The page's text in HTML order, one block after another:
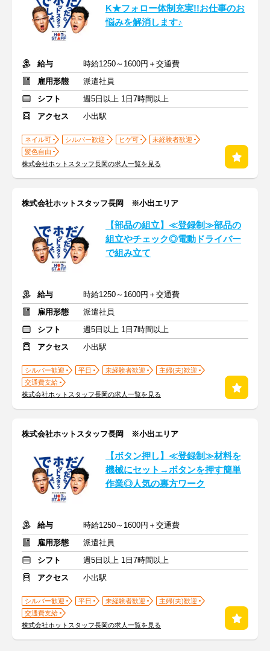
K★フォロー体制充実!!お仕事のお
悩みを解消します♪
給与
時給1250～1600円＋交通費
雇用形態
派遣社員
シフト
週5日以上 1日7時間以上
アクセス
小出駅
ネイル可 シルバー歓迎 ヒゲ可
未経験者歓迎
髪色自由
株式会社ホットスタッフ長岡の求人一覧を見る
株式会社ホットスタッフ長岡 ※小出エリア
【部品の組立】≪登録制≫部品の
組立やチェック◎電動ドライバー
で組み立て
給与
時給1250～1600円＋交通費
雇用形態
派遣社員
シフト
週5日以上 1日7時間以上
アクセス
小出駅
シルバー歓迎 平日 未経験者歓迎
主婦(夫)歓迎
交通費支給
株式会社ホットスタッフ長岡の求人一覧を見る
株式会社ホットスタッフ長岡 ※小出エリア
【ボタン押し】≪登録制≫材料を
機械にセット→ボタンを押す簡単
作業◎人気の裏方ワーク
給与
時給1250～1600円＋交通費
雇用形態
派遣社員
シフト
週5日以上 1日7時間以上
アクセス
小出駅
シルバー歓迎 平日 未経験者歓迎
主婦(夫)歓迎
交通費支給
株式会社ホットスタッフ長岡の求人一覧を見る